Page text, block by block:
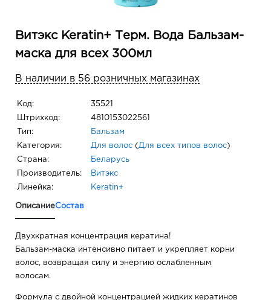
Витэкс Keratin+ Терм. Вода Бальзам-
маска для всех 300мл
В наличии в 56 розничных магазинах
Код: 35521
Штрихкод: 4810153022561
Тип: Бальзам
Категория: Для волос ( Для всех типов волос)
Страна: Беларусь
Производитель: Витэкс
Линейка: Keratin+
ОписаниеСостав
Двухкратная концентрация кератина!
Бальзам-маска интенсивно питает и укрепляет корни
волос, возвращая силу и энергию ослабленным
волосам.
Формула с двойной концентрацией жидких кератинов